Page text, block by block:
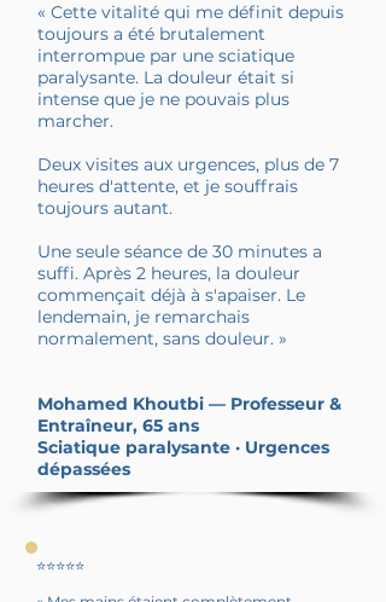
« Cette vitalité qui me définit depuis
toujours a été brutalement
interrompue par une sciatique
paralysante. La douleur était si
intense que je ne pouvais plus
marcher.
Deux visites aux urgences, plus de 7
heures d'attente, et je souffrais
toujours autant.
Une seule séance de 30 minutes a
suffi. Après 2 heures, la douleur
commençait déjà à s'apaiser. Le
lendemain, je remarchais
normalement, sans douleur. »
Mohamed Khoutbi — Professeur &
Entraîneur, 65 ans
Sciatique paralysante · Urgences
dépassées
⭐⭐⭐⭐⭐